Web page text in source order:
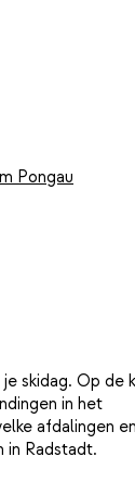
Pongau
skidag. Op de
in het
afdalingen
in Radstadt.